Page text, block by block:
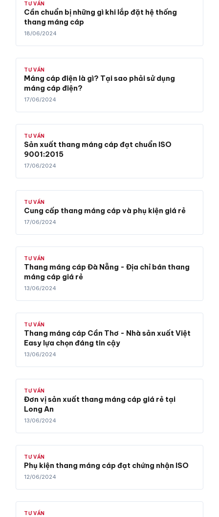
TƯ VẤN
Cần chuẩn bị những gì khi lắp đặt hệ thống
thang máng cáp
18/06/2024
TƯ VẤN
Máng cáp điện là gì? Tại sao phải sử dụng
máng cáp điện?
17/06/2024
TƯ VẤN
Sản xuất thang máng cáp đạt chuẩn ISO
9001:2015
17/06/2024
TƯ VẤN
Cung cấp thang máng cáp và phụ kiện giá rẻ
17/06/2024
TƯ VẤN
Thang máng cáp Đà Nẵng - Địa chỉ bán thang
máng cáp giá rẻ
13/06/2024
TƯ VẤN
Thang máng cáp Cần Thơ - Nhà sản xuất Việt
Easy lựa chọn đáng tin cậy
13/06/2024
TƯ VẤN
Đơn vị sản xuất thang máng cáp giá rẻ tại
Long An
13/06/2024
TƯ VẤN
Phụ kiện thang máng cáp đạt chứng nhận ISO
12/06/2024
TƯ VẤN